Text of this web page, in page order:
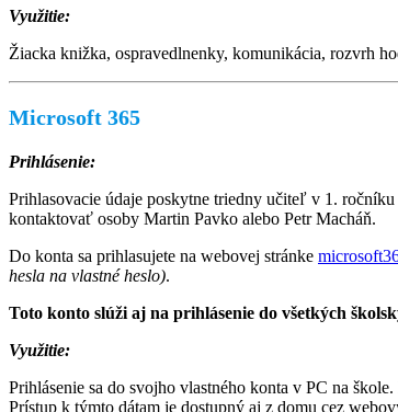
Využitie:
Žiacka knižka, ospravedlnenky, komunikácia, rozvrh
Microsoft 365
Prihlásenie:
Prihlasovacie údaje poskytne triedny učiteľ v 1.
kontaktovať osoby Martin Pavko alebo Petr Macháň.
Do konta sa prihlasujete na webovej stránke
hesla na vlastné heslo).
Toto konto slúži aj na prihlásenie do všetkých
Využitie:
Prihlásenie sa do svojho vlastného konta v PC na
Prístup k týmto dátam je dostupný aj z domu cez